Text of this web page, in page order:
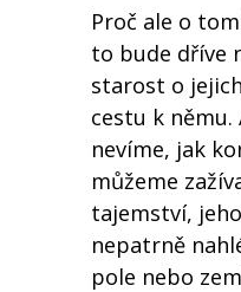
Proč ale o
to bude dříve
starost o
cestu k
nevíme, jak
můžeme
tajemství,
nepatrně
pole nebo